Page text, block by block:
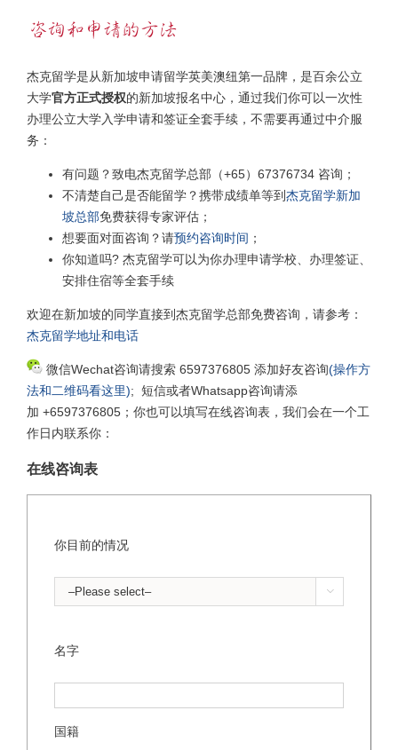
杰克留学是从新加坡申请留学英美澳纽第一品牌，是百余公立
大学官方正式授权的新加坡报名中心，通过我们你可以一次性
办理公立大学入学申请和签证全套手续，不需要再通过中介服
务：
有问题？致电杰克留学总部（+65）67376734 咨询；
不清楚自己是否能留学？携带成绩单等到杰克留学新加
坡总部免费获得专家评估；
想要面对面咨询？请预约咨询时间 ；
你知道吗? 杰克留学可以为你办理申请学校、办理签证、
安排住宿等全套手续
欢迎在新加坡的同学直接到杰克留学总部免费咨询，请参考：
杰克留学地址和电话
微信Wechat咨询请搜索 6597376805 添加好友咨询(操作方
法和二维码看这里); 短信或者Whatsapp咨询请添
加 +6597376805；你也可以填写在线咨询表，我们会在一个工
作日内联系你：
在线咨询表
你目前的情况

名字
国籍